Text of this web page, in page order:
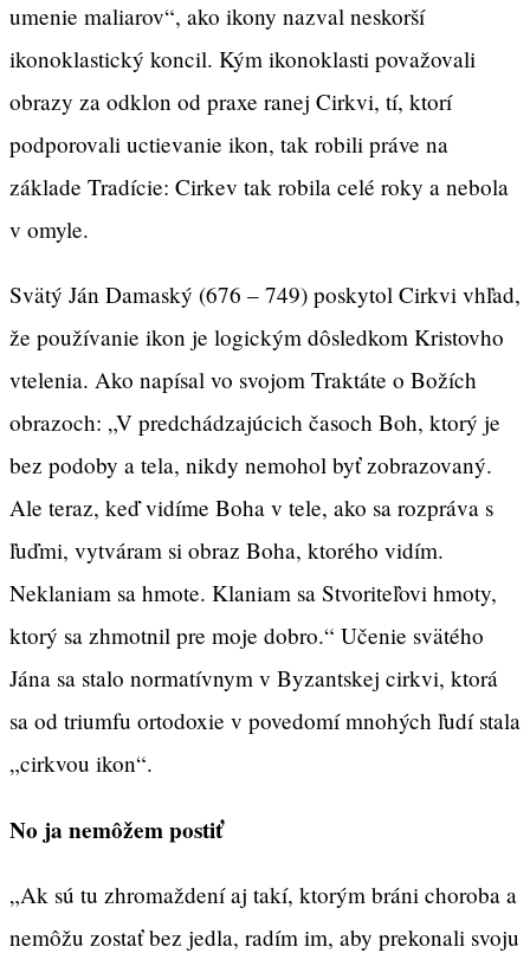
umenie maliarov“, ako ikony nazval neskorší
ikonoklastický koncil. Kým ikonoklasti považovali
obrazy za odklon od praxe ranej Cirkvi, tí, ktorí
podporovali uctievanie ikon, tak robili práve na
základe Tradície: Cirkev tak robila celé roky a nebola
v omyle.
Svätý Ján Damaský (676 – 749) poskytol Cirkvi vhľad,
že používanie ikon je logickým dôsledkom Kristovho
vtelenia. Ako napísal vo svojom Traktáte o Božích
obrazoch: „V predchádzajúcich časoch Boh, ktorý je
bez podoby a tela, nikdy nemohol byť zobrazovaný.
Ale teraz, keď vidíme Boha v tele, ako sa rozpráva s
ľuďmi, vytváram si obraz Boha, ktorého vidím.
Neklaniam sa hmote. Klaniam sa Stvoriteľovi hmoty,
ktorý sa zhmotnil pre moje dobro.“ Učenie svätého
Jána sa stalo normatívnym v Byzantskej cirkvi, ktorá
sa od triumfu ortodoxie v povedomí mnohých ľudí stala
„cirkvou ikon“.
No ja nemôžem postiť
„Ak sú tu zhromaždení aj takí, ktorým bráni choroba a
nemôžu zostať bez jedla, radím im, aby prekonali svoju